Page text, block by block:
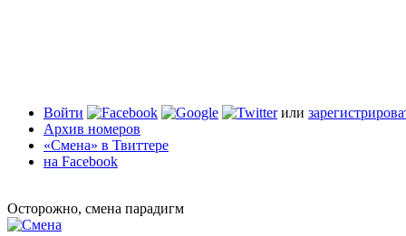
Войти или
Архив номеров
«Смена» в Твиттере
на Facebook
Осторожно, смена парадигм